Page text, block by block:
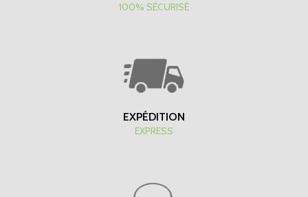
100% SÉCURISÉ
EXPÉDITION
EXPRESS